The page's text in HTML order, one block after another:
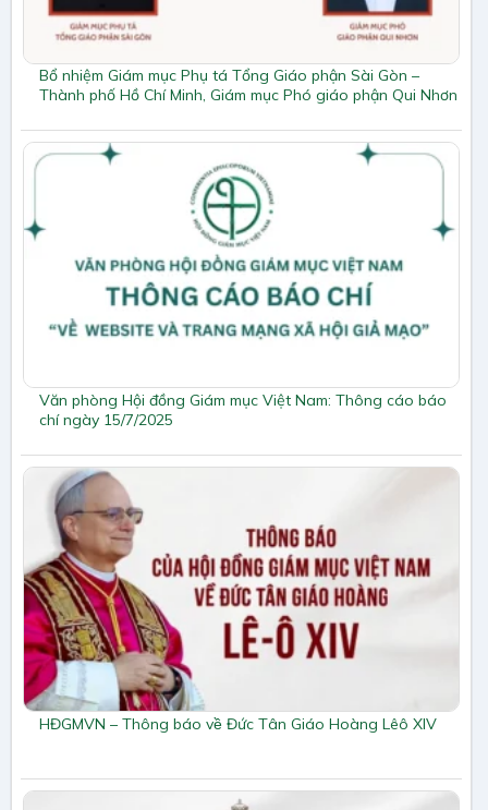
Bổ nhiệm Giám mục Phụ tá Tổng Giáo phận Sài Gòn –
Thành phố Hồ Chí Minh, Giám mục Phó giáo phận Qui Nhơn
Văn phòng Hội đồng Giám mục Việt Nam: Thông cáo báo
chí ngày 15/7/2025
HĐGMVN – Thông báo về Đức Tân Giáo Hoàng Lêô XIV